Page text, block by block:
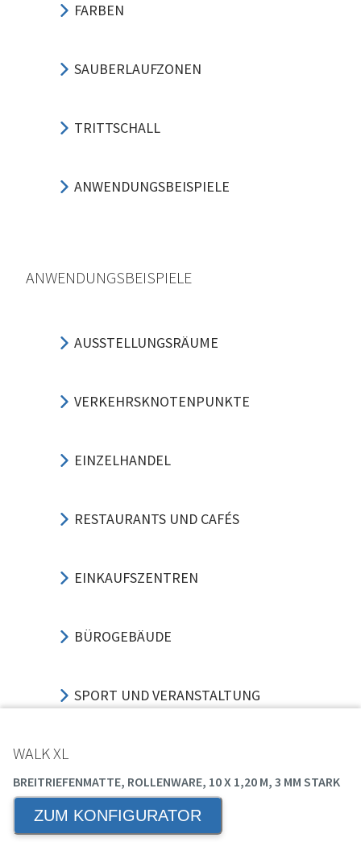
WALK XL
BREITRIEFENMATTE, ROLLENWARE, 10 X 1,20 M, 3 MM STARK
ZUM KONFIGURATOR
FARBEN
SAUBERLAUFZONEN
TRITTSCHALL
ANWENDUNGSBEISPIELE
ANWENDUNGSBEISPIELE
AUSSTELLUNGSRÄUME
VERKEHRSKNOTENPUNKTE
EINZELHANDEL
RESTAURANTS UND CAFÉS
EINKAUFSZENTREN
BÜROGEBÄUDE
SPORT UND VERANSTALTUNG